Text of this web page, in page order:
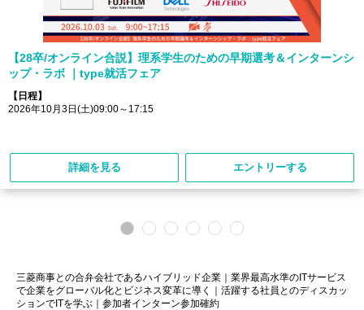
【28卒/オンライン合説】理系学生のための早期選考＆インターンシ
ップ・ラボ ｜type就活フェア
【日程】
2026年10月3日(土)09:00～17:15
詳細を見る エントリーする
三菱商事との合弁会社であるハイブリッド企業｜業界最高水準のITサービス
で企業をグローバル化とビジネス変革に導く｜活躍する社員とのディスカッ
ションでITを学ぶ｜参加者インターン参加確約